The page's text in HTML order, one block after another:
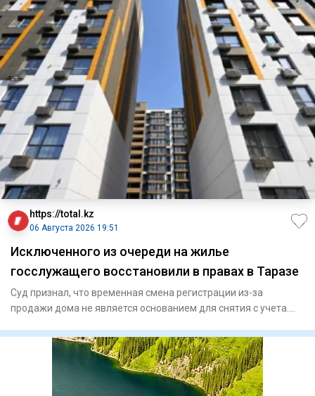
https://total.kz
06 Августа 2026 19:51
Исключенного из очереди на жилье
госслужащего восстановили в правах в Таразе
Суд признал, что временная смена регистрации из-за
продажи дома не является основанием для снятия с учета.